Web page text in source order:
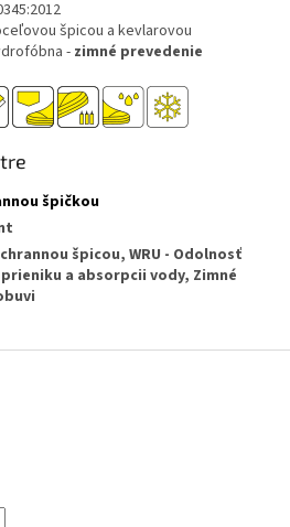
špicou a kevlarovou
- zimné prevedenie
špičkou
špicou, WRU - Odolnosť
a absorpcii vody, Zimné